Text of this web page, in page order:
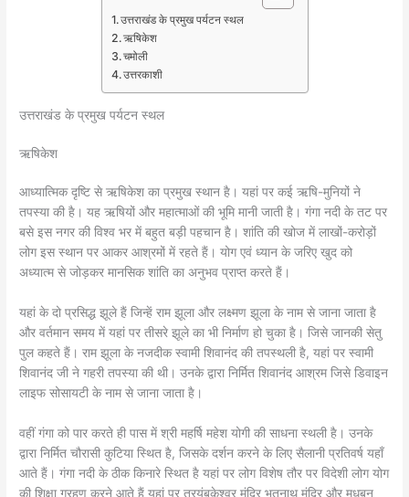
उत्तराखंड के प्रमुख पर्यटन स्थल
ऋषिकेश
चमोली
उत्तरकाशी
उत्तराखंड के प्रमुख पर्यटन स्थल
ऋषिकेश
आध्यात्मिक दृष्टि से ऋषिकेश का प्रमुख स्थान है। यहां पर कई ऋषि-मुनियों ने
तपस्या की है। यह ऋषियों और महात्माओं की भूमि मानी जाती है। गंगा नदी के तट पर
बसे इस नगर की विश्व भर में बहुत बड़ी पहचान है। शांति की खोज में लाखों-करोड़ों
लोग इस स्थान पर आकर आश्रमों में रहते हैं। योग एवं ध्यान के जरिए खुद को
अध्यात्म से जोड़कर मानसिक शांति का अनुभव प्राप्त करते हैं।
यहां के दो प्रसिद्ध झूले हैं जिन्हें राम झूला और लक्ष्मण झूला के नाम से जाना जाता है
और वर्तमान समय में यहां पर तीसरे झूले का भी निर्माण हो चुका है। जिसे जानकी सेतु
पुल कहते हैं। राम झूला के नजदीक स्वामी शिवानंद की तपस्थली है, यहां पर स्वामी
शिवानंद जी ने गहरी तपस्या की थी। उनके द्वारा निर्मित शिवानंद आश्रम जिसे डिवाइन
लाइफ सोसायटी के नाम से जाना जाता है।
वहीं गंगा को पार करते ही पास में श्री महर्षि महेश योगी की साधना स्थली है। उनके
द्वारा निर्मित चौरासी कुटिया स्थित है, जिसके दर्शन करने के लिए सैलानी प्रतिवर्ष यहाँ
आते हैं। गंगा नदी के ठीक किनारे स्थित है यहां पर लोग विशेष तौर पर विदेशी लोग योग
की शिक्षा ग्रहण करने आते हैं यहां पर त्रयंबकेश्वर मंदिर भूतनाथ मंदिर और मधुबन